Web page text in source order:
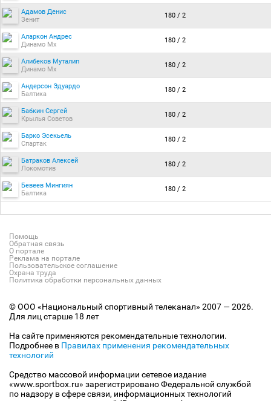
Адамов Денис
Зенит
180 / 2
Аларкон Андрес
Динамо Мх
180 / 2
Алибеков Муталип
Динамо Мх
180 / 2
Андерсон Эдуардо
Балтика
180 / 2
Бабкин Сергей
Крылья Советов
180 / 2
Барко Эсекьель
Спартак
180 / 2
Батраков Алексей
Локомотив
180 / 2
Бевеев Мингиян
Балтика
180 / 2
Помощь
Обратная связь
О портале
Реклама на портале
Пользовательское соглашение
Охрана труда
Политика обработки персональных данных
© ООО «Национальный спортивный телеканал» 2007 — 2026.
Для лиц старше 18 лет
На сайте применяются рекомендательные технологии.
Подробнее в Правилах применения рекомендательных
технологий
Средство массовой информации сетевое издание
«www.sportbox.ru» зарегистрировано Федеральной службой
по надзору в сфере связи, информационных технологий